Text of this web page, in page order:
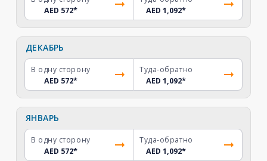
AED 572*
AED 1,092*
ДЕКАБРЬ
В одну сторону
AED 572*
Туда-обратно
AED 1,092*
ЯНВАРЬ
В одну сторону
AED 572*
Туда-обратно
AED 1,092*